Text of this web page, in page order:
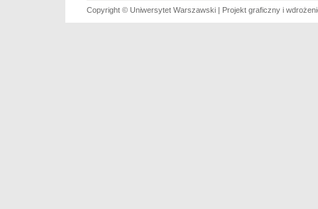
Copyright © Uniwersytet Warszawski | Projekt graficzny i